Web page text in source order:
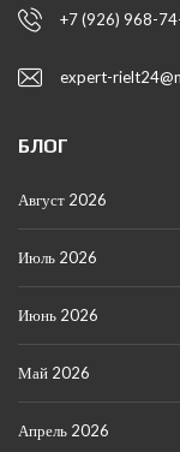
+7 (926) 968-
expert-
БЛОГ
Август 2026
Июль 2026
Июнь 2026
Май 2026
Апрель 2026